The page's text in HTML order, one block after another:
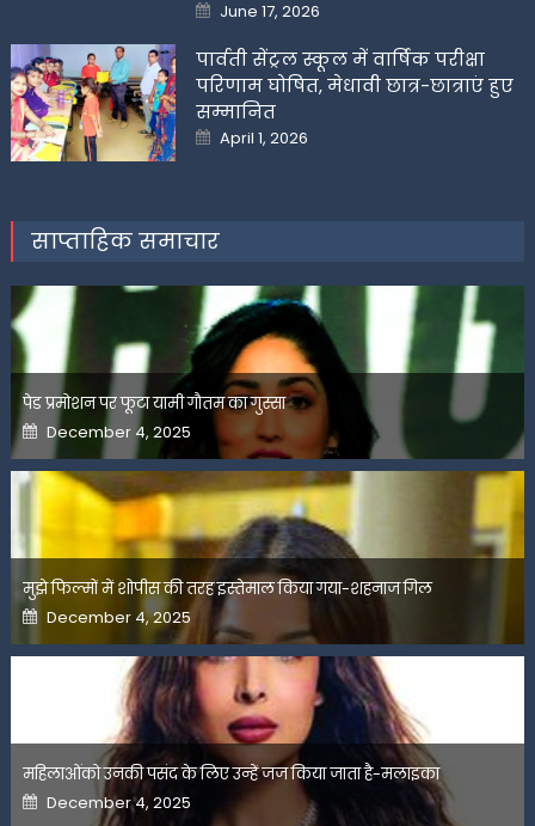
Posted
on
June 17, 2026
पार्वती सेंट्रल स्कूल में वार्षिक परीक्षा
परिणाम घोषित, मेधावी छात्र-छात्राएं हुए
सम्मानित
Posted
on
April 1, 2026
साप्ताहिक समाचार
पेड प्रमोशन पर फूटा यामी गौतम का गुस्सा
Posted
on
December 4, 2025
मुझे फिल्मों में शोपीस की तरह इस्तेमाल किया गया-शहनाज गिल
Posted
on
December 4, 2025
महिलाओंको उनकी पसंद के लिए उन्हें जज किया जाता है-मलाइका
Posted
on
December 4, 2025